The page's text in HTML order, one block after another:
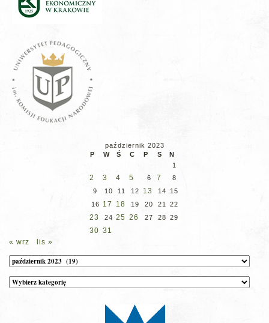
październik 2023
P
W Ś C P S
N
1
2 3 4 5 6 7
8
9
10 11 12 13 14
15
16 17 18 19 20 21 22
23 24 25 26 27 28 29
30 31
« wrz
lis »
Archiwum
Kategorie
wpisów